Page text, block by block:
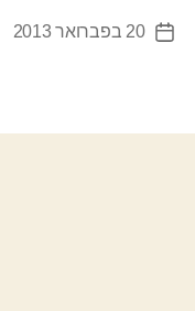
תאריך
20 בפברואר 2013